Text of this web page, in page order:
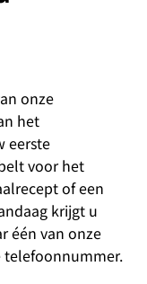
onze
het
eerste
voor het
of een
krijgt u
één van onze
telefoonnummer.